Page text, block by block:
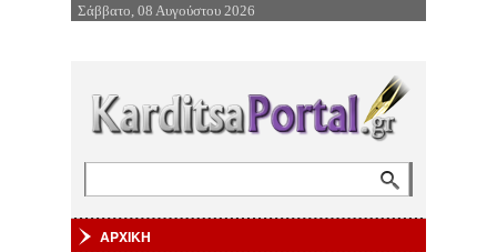
Επιστροφή στην Πλοήγηση
Σάββατο, 08 Αυγούστου 2026
ΑΡΧΙΚΗ